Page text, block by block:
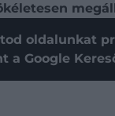
oldalunkat
a Google